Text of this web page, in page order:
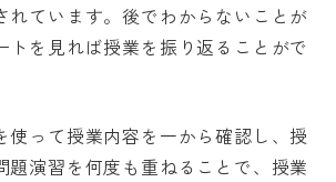
れています。後でわからないことが
トを見れば授業を振り返ることがで
使って授業内容を一から確認し、授
題演習を何度も重ねることで、授業